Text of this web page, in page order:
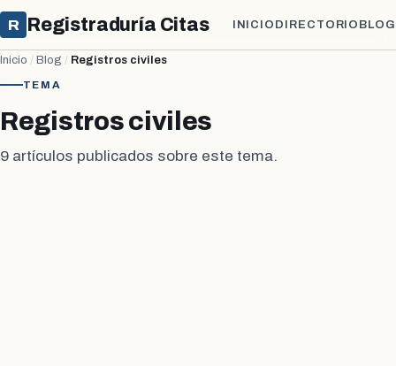
R Registraduría Citas INICIO DIRECTORIO BLOG
Inicio / Blog / Registros civiles
TEMA
Registros civiles
9 artículos publicados sobre este tema.